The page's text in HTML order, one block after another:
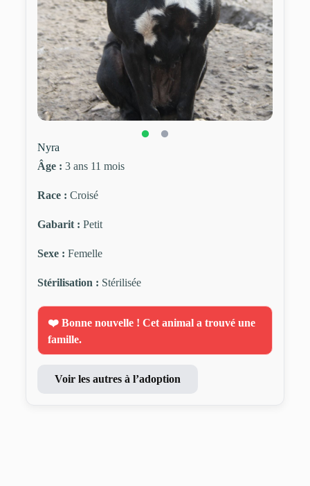
Nyra
Âge : 3 ans 11 mois
Race : Croisé
Gabarit : Petit
Sexe : Femelle
Stérilisation : Stérilisée
❤️ Bonne nouvelle ! Cet animal a trouvé une
famille.
Voir les autres à l’adoption